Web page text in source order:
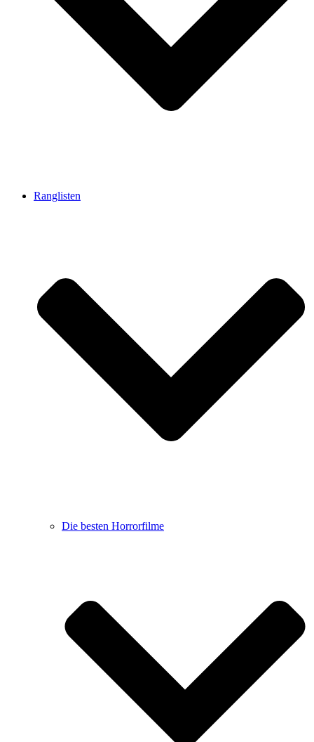
Ranglisten
Die besten Horrorfilme